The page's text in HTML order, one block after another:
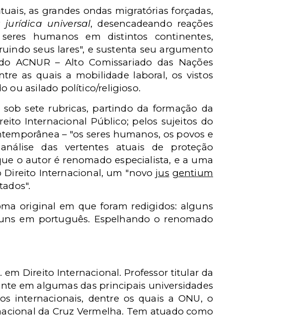
as grandes ondas migratórias forçadas,
jurídica universal, desencadeando reações
humanos em distintos continentes,
seus lares", e sustenta seu argumento
ACNUR – Alto Comissariado das Nações
as quais a mobilidade laboral, os vistos
ou asilado político/religioso.
sete rubricas, partindo da formação da
Internacional Público; pelos sujeitos do
– "os seres humanos, os povos e
das vertentes atuais de proteção
o autor é renomado especialista, e a uma
Direito Internacional, um "novo jus gentium
original em que foram redigidos: alguns
em português. Espelhando o renomado
em Direito Internacional. Professor titular da
em algumas das principais universidades
internacionais, dentre os quais a ONU, o
da Cruz Vermelha. Tem atuado como